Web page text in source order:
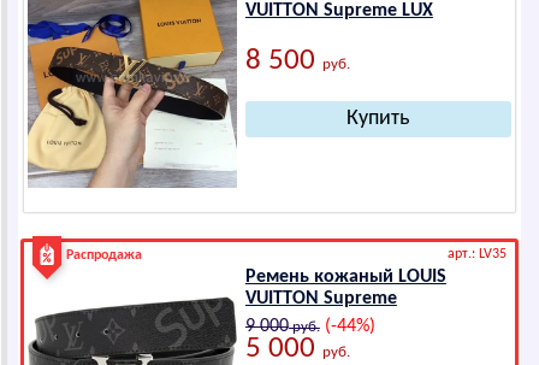
VUIТТОN Supreme LUX
8 500 руб.
Распродажа арт.: LV35
Ремень кожаный LОUIS
VUIТТОN Suprеmе
9 000руб.(-44%)
5 000 руб.